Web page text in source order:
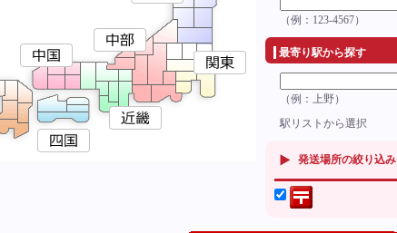
（例：123-4567）
最寄り駅から探す
（例：上野）
駅リストから選択
発送場所の絞り込み